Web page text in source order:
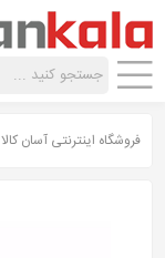
فروشگاه اینترنتی آسان کالا